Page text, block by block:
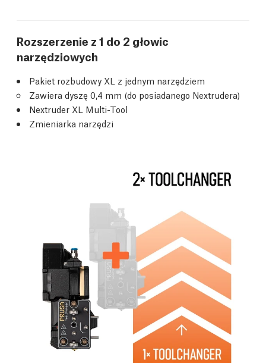
Rozszerzenie z 1 do 2 głowic
narzędziowych
Pakiet rozbudowy XL z jednym narzędziem
Zawiera dyszę 0,4 mm (do posiadanego Nextrudera)
Nextruder XL Multi-Tool
Zmieniarka narzędzi